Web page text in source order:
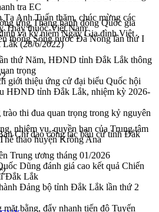
tra EC
Anh Tuấn thăm, chúc mừng các
Thầy thuốc Việt Nam
thống Sông nước Đà Nông lần thứ I
thứ Năm, HĐND tỉnh Đắk Lắk thông
trọng
giới thiệu ứng cử đại biểu Quốc hội
HĐND tỉnh Đắk Lắk, nhiệm kỳ 2026-
thi đua quan trọng trong kỷ nguyên
Chỉ đạo công tác bầu cử tỉnh Đắk
Trung ương tháng 01/2026
Dũng đánh giá cao kết quả Chiến
Đắk Lắk
Đảng bộ tỉnh Đắk Lắk lần thứ 2
bằng, đẩy nhanh tiến độ Tuyến
ứng Tháng hành động Quốc gia
và kỷ niệm Ngày Gia đình Việt
Lắk (28/6/2022)
nhiệm vụ, quyền hạn của Trung tâm
thao huyện Krông Ana